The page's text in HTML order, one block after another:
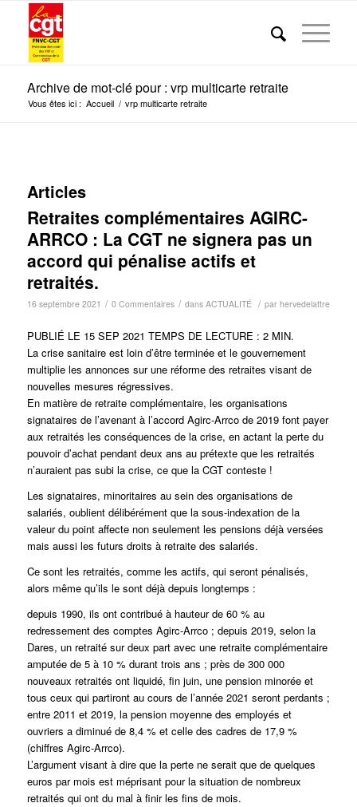
Archive de mot-clé pour : vrp multicarte retraite
Vous êtes ici : Accueil / vrp multicarte retraite
Articles
Retraites complémentaires AGIRC-
ARRCO : La CGT ne signera pas un
accord qui pénalise actifs et
retraités.
16 septembre 2021 / 0 Commentaires / dans ACTUALITÉ / par hervedelattre
PUBLIÉ LE 15 SEP 2021 TEMPS DE LECTURE : 2 MIN.
La crise sanitaire est loin d’être terminée et le gouvernement
multiplie les annonces sur une réforme des retraites visant de
nouvelles mesures régressives.
En matière de retraite complémentaire, les organisations
signataires de l’avenant à l’accord Agirc-Arrco de 2019 font payer
aux retraités les conséquences de la crise, en actant la perte du
pouvoir d’achat pendant deux ans au prétexte que les retraités
n’auraient pas subi la crise, ce que la CGT conteste !
Les signataires, minoritaires au sein des organisations de
salariés, oublient délibérément que la sous-indexation de la
valeur du point affecte non seulement les pensions déjà versées
mais aussi les futurs droits à retraite des salariés.
Ce sont les retraités, comme les actifs, qui seront pénalisés,
alors même qu’ils le sont déjà depuis longtemps :
depuis 1990, ils ont contribué à hauteur de 60 % au
redressement des comptes Agirc-Arrco ; depuis 2019, selon la
Dares, un retraité sur deux part avec une retraite complémentaire
amputée de 5 à 10 % durant trois ans ; près de 300 000
nouveaux retraités ont liquidé, fin juin, une pension minorée et
tous ceux qui partiront au cours de l’année 2021 seront perdants ;
entre 2011 et 2019, la pension moyenne des employés et
ouvriers a diminué de 8,4 % et celle des cadres de 17,9 %
(chiffres Agirc-Arrco).
L’argument visant à dire que la perte ne serait que de quelques
euros par mois est méprisant pour la situation de nombreux
retraités qui ont du mal à finir les fins de mois.